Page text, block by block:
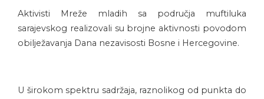
Aktivisti Mreže mladih sa područja muftiluka
sarajevskog realizovali su brojne aktivnosti povodom
obilježavanja Dana nezavisosti Bosne i Hercegovine.
U širokom spektru sadržaja, raznolikog od punkta do